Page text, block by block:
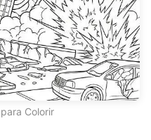
Colorir